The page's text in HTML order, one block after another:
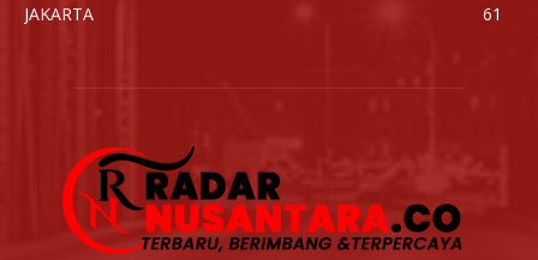
JAKARTA
61